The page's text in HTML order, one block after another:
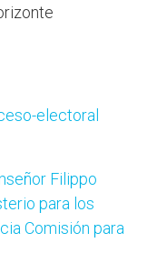
electoral
Filippo
para los
Comisión para